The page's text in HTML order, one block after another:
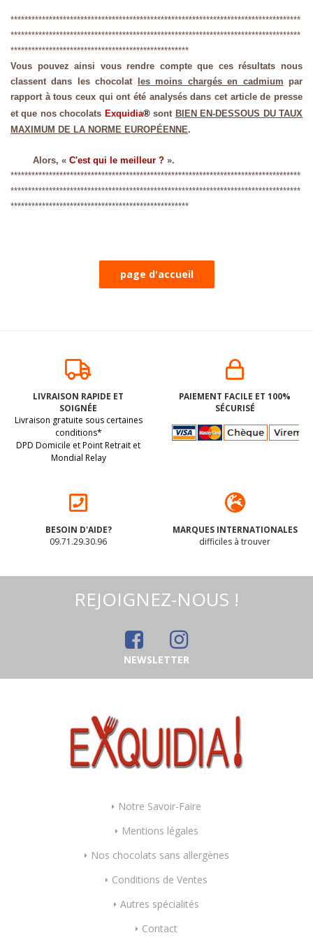
***********************************************************************************
***********************************************************************************
***************************************************
Vous pouvez ainsi vous rendre compte que ces résultats nous
classent dans les chocolat
les moins chargés en cadmium par
rapport à tous ceux qui ont été analysés dans cet article de presse
et que nos chocolats Exquidia®sont BIEN EN-DESSOUS DU TAUX
MAXIMUM DE LA NORME EUROPÉENNE.
Alors, « C'est qui le meilleur ? ».
***********************************************************************************
***********************************************************************************
***************************************************
LIVRAISON RAPIDE ET
SOIGNÉE
Livraison gratuite sous certaines
conditions*
DPD Domicile et Point Retrait et
Mondial Relay
PAIEMENT FACILE ET 100%
SÉCURISÉ
BESOIN D'AIDE?
09.71.29.30.96
MARQUES INTERNATIONALES
difficiles à trouver
REJOIGNEZ-NOUS !
NEWSLETTER
Notre Savoir-Faire
Mentions légales
Nos chocolats sans allergènes
Conditions de Ventes
Autres spécialités
Contact